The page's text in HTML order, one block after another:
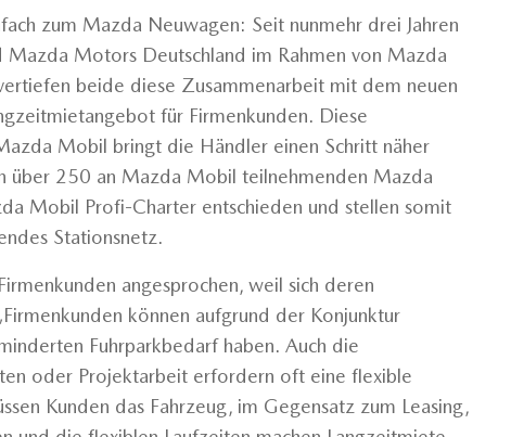
zum Mazda Neuwagen: Seit nunmehr drei Jahren
Motors Deutschland im Rahmen von Mazda
beide diese Zusammenarbeit mit dem neuen
für Firmenkunden. Diese
Mobil bringt die Händler einen Schritt näher
über 250 an Mazda Mobil teilnehmenden Mazda
Mobil Profi-Charter entschieden und stellen somit
Stationsnetz.
angesprochen, weil sich deren
können aufgrund der Konjunktur
Fuhrparkbedarf haben. Auch die
oder Projektarbeit erfordern oft eine flexible
Kunden das Fahrzeug, im Gegensatz zum Leasing,